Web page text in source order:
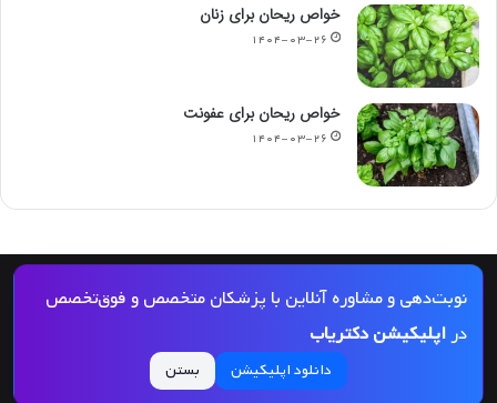
خواص ریحان برای زنان
۱۴۰۴-۰۳-۲۶
خواص ریحان برای عفونت
۱۴۰۴-۰۳-۲۶
نوبت‌دهی و مشاوره آنلاین با پزشکان متخصص و فوق‌تخصص
دراپلیکیشن دکتریاب
دانلود اپلیکیشن بستن
© کپی رایت 2026, کلیه حقوق مادی و معنوی این مجله و کلیه خدمات آن محفوظ و متعلق
به دکتریاب است و بازنشر مطالب این سایت تنها با ذکر منبع و لینک به این سایت مجاز
می‌باشد |
دکتریاب